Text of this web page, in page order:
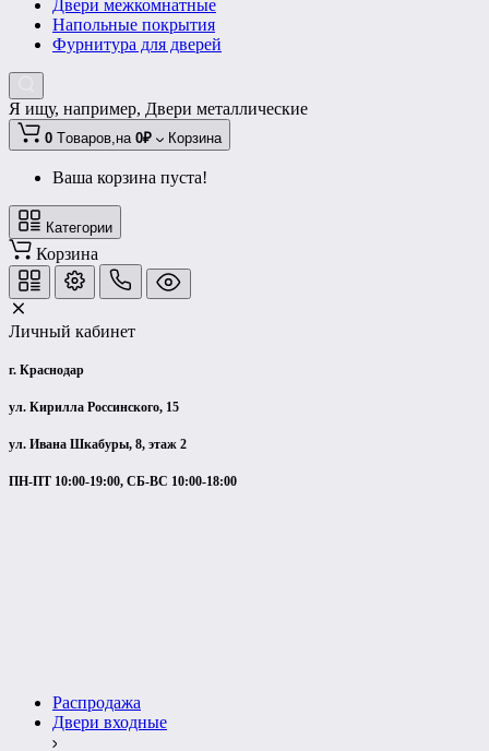
Двери межкомнатные
Напольные покрытия
Фурнитура для дверей
Я ищу, например, Двери металлические
0 Tоваров,на 0₽ Корзина
Ваша корзина пуста!
Категории
Корзина
Личный кабинет
г. Краснодар
ул. Кирилла Россинского, 15
ул. Ивана Шкабуры, 8, этаж 2
ПН-ПТ 10:00-19:00, СБ-ВС 10:00-18:00
Распродажа
Двери входные